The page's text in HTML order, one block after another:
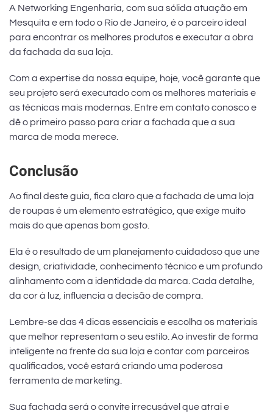
A Networking Engenharia, com sua sólida atuação em
Mesquita e em todo o Rio de Janeiro, é o parceiro ideal
para encontrar os melhores produtos e executar a obra
da fachada da sua loja.
Com a expertise da nossa equipe, hoje, você garante que
seu projeto será executado com os melhores materiais e
as técnicas mais modernas. Entre em contato conosco e
dê o primeiro passo para criar a fachada que a sua
marca de moda merece.
Conclusão
Ao final deste guia, fica claro que a fachada de uma loja
de roupas é um elemento estratégico, que exige muito
mais do que apenas bom gosto.
Ela é o resultado de um planejamento cuidadoso que une
design, criatividade, conhecimento técnico e um profundo
alinhamento com a identidade da marca. Cada detalhe,
da cor à luz, influencia a decisão de compra.
Lembre-se das 4 dicas essenciais e escolha os materiais
que melhor representam o seu estilo. Ao investir de forma
inteligente na frente da sua loja e contar com parceiros
qualificados, você estará criando uma poderosa
ferramenta de marketing.
Sua fachada será o convite irrecusável que atrai e